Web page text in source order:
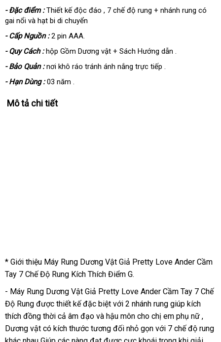
- Đặc điểm :Thiết kế độc đáo , 7 chế độ rung + nhánh rung có
gai nổi và hạt bi di chuyển
- Cấp Nguồn :2 pin AAA.
- Quy Cách :hộp Gồm Dương vật + Sách Hướng dẫn .
- Bảo Quản :nơi khô ráo tránh ánh nắng trực tiếp .
- Hạn Dùng :03 năm .
Mô tả chi tiết
* Giới thiệu Máy Rung Dương Vật Giả Pretty Love Ander Cầm
Tay 7 Chế Độ Rung Kích Thích Điểm G.
- Máy Rung Dương Vật Giả Pretty Love Ander Cầm Tay 7 Chế
Độ Rung được thiết kế đặc biệt với 2 nhánh rung giúp kích
thích đồng thời cả âm đạo và hậu môn cho chị em phụ nữ ,
Dương vật có kích thước tương đối nhỏ gọn với 7 chế độ rung